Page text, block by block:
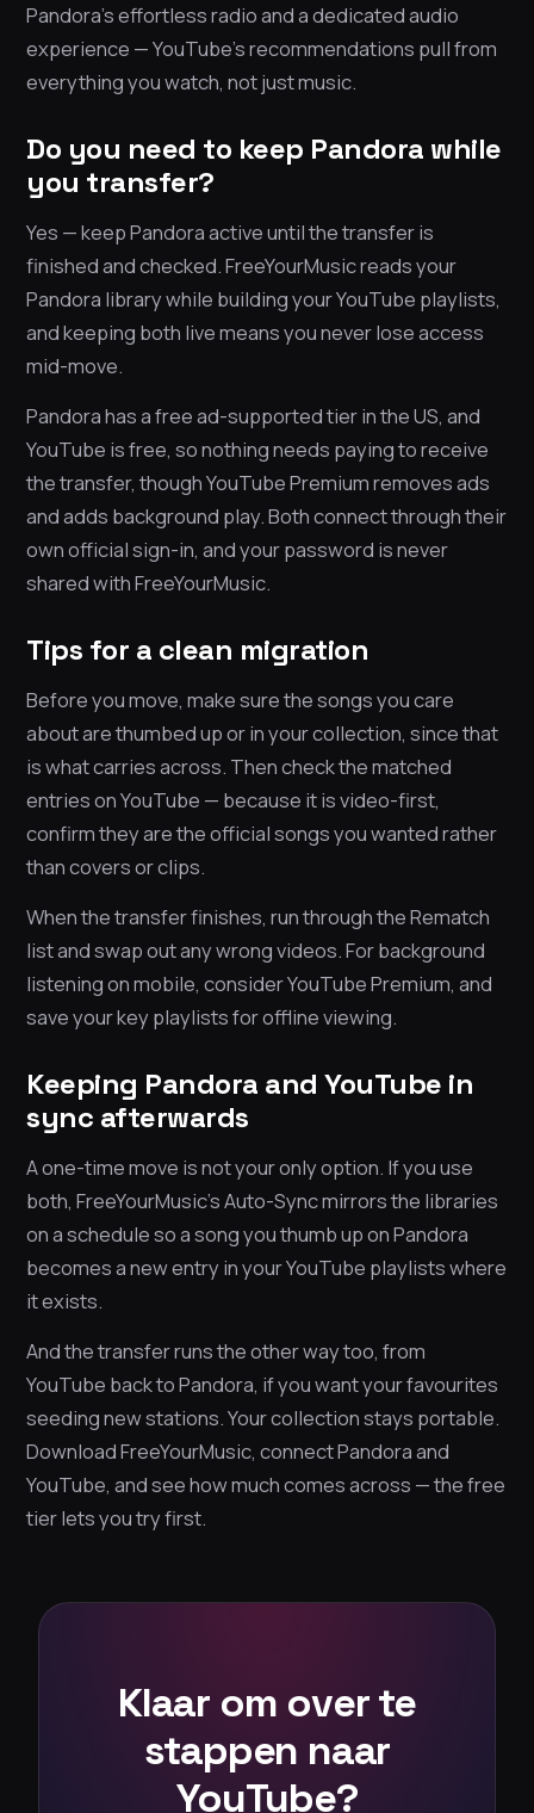
Pandora’s effortless radio and a dedicated audio
experience — YouTube’s recommendations pull from
everything you watch, not just music.
Do you need to keep Pandora while
you transfer?
Yes — keep Pandora active until the transfer is
finished and checked. FreeYourMusic reads your
Pandora library while building your YouTube playlists,
and keeping both live means you never lose access
mid-move.
Pandora has a free ad-supported tier in the US, and
YouTube is free, so nothing needs paying to receive
the transfer, though YouTube Premium removes ads
and adds background play. Both connect through their
own official sign-in, and your password is never
shared with FreeYourMusic.
Tips for a clean migration
Before you move, make sure the songs you care
about are thumbed up or in your collection, since that
is what carries across. Then check the matched
entries on YouTube — because it is video-first,
confirm they are the official songs you wanted rather
than covers or clips.
When the transfer finishes, run through the Rematch
list and swap out any wrong videos. For background
listening on mobile, consider YouTube Premium, and
save your key playlists for offline viewing.
Keeping Pandora and YouTube in
sync afterwards
A one-time move is not your only option. If you use
both, FreeYourMusic’s Auto-Sync mirrors the libraries
on a schedule so a song you thumb up on Pandora
becomes a new entry in your YouTube playlists where
it exists.
And the transfer runs the other way too, from
YouTube back to Pandora, if you want your favourites
seeding new stations. Your collection stays portable.
Download FreeYourMusic, connect Pandora and
YouTube, and see how much comes across — the free
tier lets you try first.
Klaar om over te
stappen naar
YouTube?